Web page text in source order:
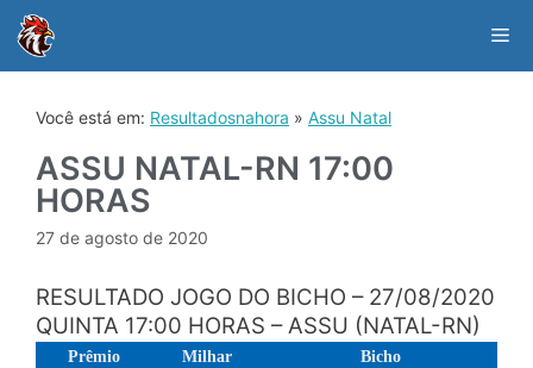
content
Você está em: Resultadosnahora » Assu Natal
ASSU NATAL-RN 17:00
HORAS
27 de agosto de 2020
RESULTADO JOGO DO BICHO – 27/08/2020
QUINTA 17:00 HORAS – ASSU (NATAL-RN)
Prêmio Milhar Bicho